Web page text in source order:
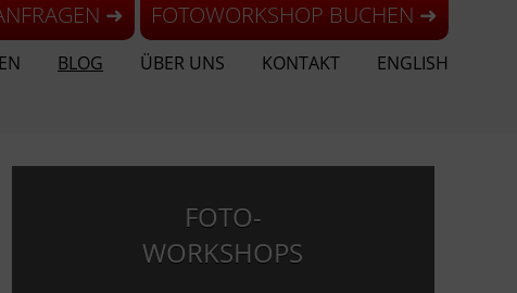
➜ FOTOWORKSHOP BUCHEN ➜
BLOG ÜBER UNS KONTAKT ENGLISH
FOTO-
WORKSHOPS